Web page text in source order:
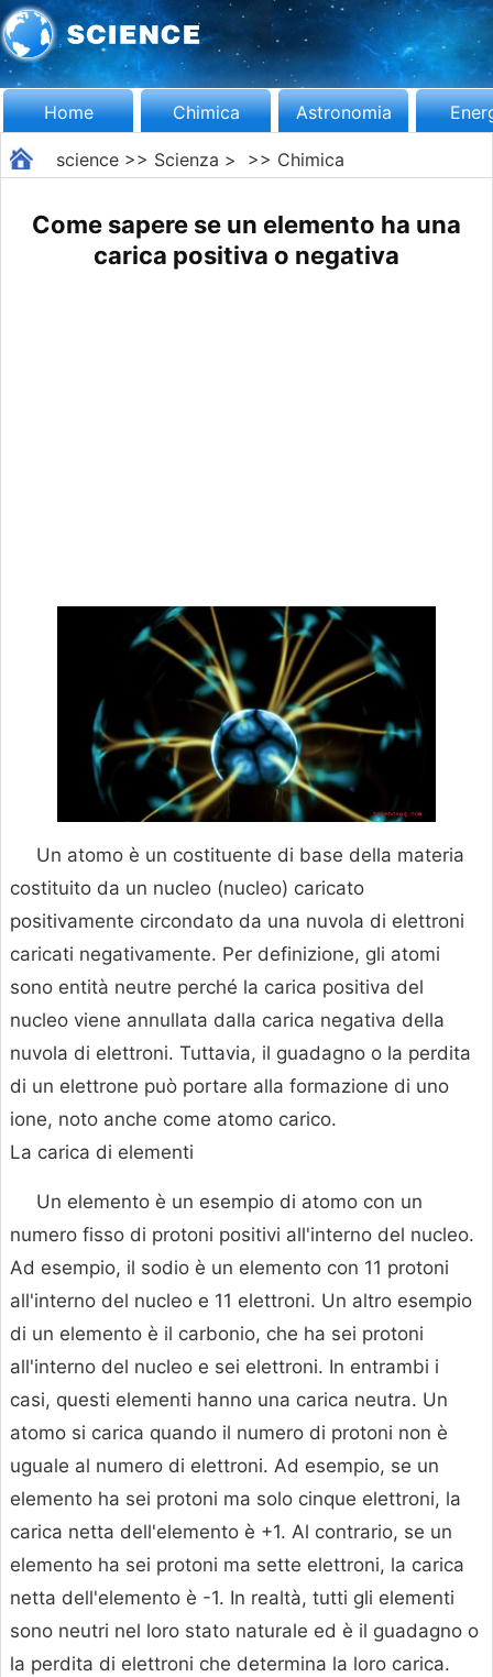
Home Chimica Astronomia
science>> Scienza > >> Chimica
Come sapere se un elemento ha una
carica positiva o negativa
Un atomo è un costituente di base della materia
costituito da un nucleo (nucleo) caricato
positivamente circondato da una nuvola di elettroni
caricati negativamente. Per definizione, gli atomi
sono entità neutre perché la carica positiva del
nucleo viene annullata dalla carica negativa della
nuvola di elettroni. Tuttavia, il guadagno o la perdita
di un elettrone può portare alla formazione di uno
ione, noto anche come atomo carico.
La carica di elementi
Un elemento è un esempio di atomo con un
numero fisso di protoni positivi all'interno del nucleo.
Ad esempio, il sodio è un elemento con 11 protoni
all'interno del nucleo e 11 elettroni. Un altro esempio
di un elemento è il carbonio, che ha sei protoni
all'interno del nucleo e sei elettroni. In entrambi i
casi, questi elementi hanno una carica neutra. Un
atomo si carica quando il numero di protoni non è
uguale al numero di elettroni. Ad esempio, se un
elemento ha sei protoni ma solo cinque elettroni, la
carica netta dell'elemento è +1. Al contrario, se un
elemento ha sei protoni ma sette elettroni, la carica
netta dell'elemento è -1. In realtà, tutti gli elementi
sono neutri nel loro stato naturale ed è il guadagno o
la perdita di elettroni che determina la loro carica.